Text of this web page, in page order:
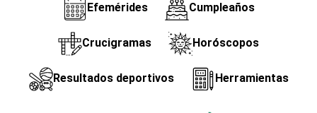
Efemérides Cumpleaños
Crucigramas Horóscopos
Resultados deportivos Herramientas